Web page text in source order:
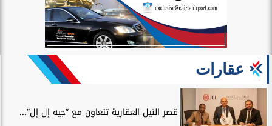
عقارات
قصر النيل العقارية تتعاون مع ”جيه إل إل”...